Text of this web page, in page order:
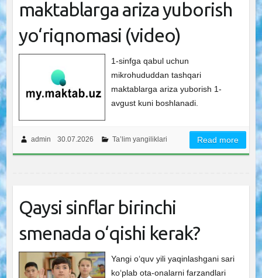
maktablarga ariza yuborish
yo‘riqnomasi (video)
1-sinfga qabul uchun
mikrohududdan tashqari
maktablarga ariza yuborish 1-
avgust kuni boshlanadi.
admin 30.07.2026 Ta’lim yangiliklari Read more
Qaysi sinflar birinchi
smenada o‘qishi kerak?
Yangi oʻquv yili yaqinlashgani sari
koʻplab ota-onalarni farzandlari